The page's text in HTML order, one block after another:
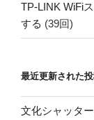
TP-LINK WiFi
する (39回)
最近更新された
文化シャッタ